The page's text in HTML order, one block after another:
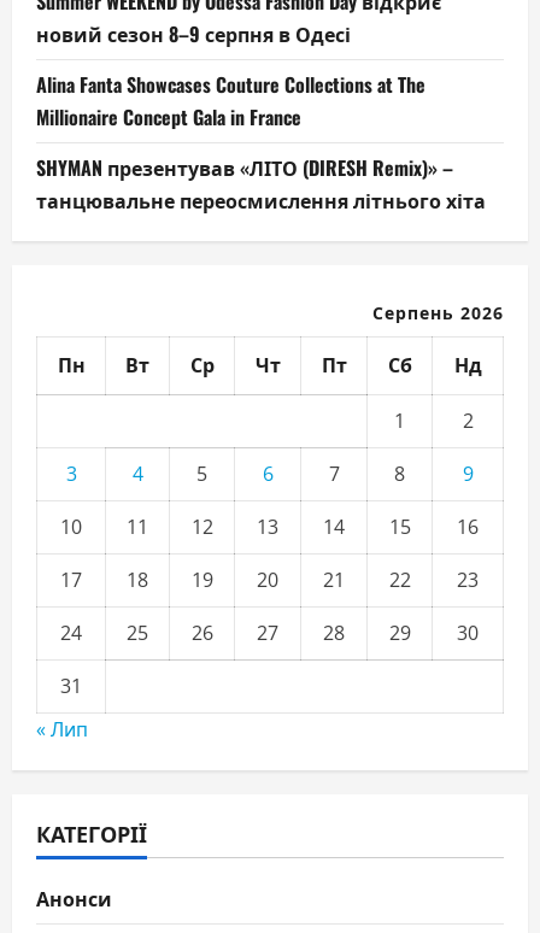
новий сезон 8–9 серпня в Одесі
Alina Fanta Showcases Couture Collections at The
Millionaire Concept Gala in France
SHYMAN презентував «ЛІТО (DIRESH Remix)» –
танцювальне переосмислення літнього хіта
Серпень 2026
Пн Вт Ср Чт Пт Сб Нд
1
2
3
4 5 6 7 8
9
10
11 12 13 14 15
16
17
18 19 20 21 22
23
24
25 26 27 28 29
30
31
« Лип
КАТЕГОРІЇ
Анонси